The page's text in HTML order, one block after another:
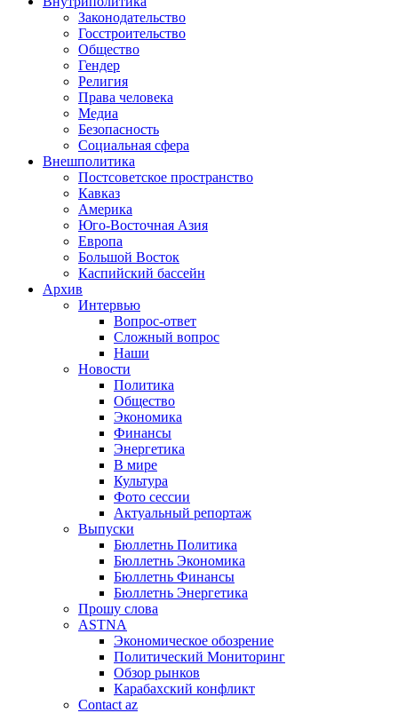
Законодательство
Госстроительство
Общество
Гендер
Религия
Права человека
Медиа
Безопасность
Социальная сфера
Внешполитика
Постсоветское пространство
Кавказ
Америка
Юго-Восточная Азия
Европа
Большой Восток
Каспийский бассейн
Архив
Интервью
Вопрос-ответ
Сложный вопрос
Наши
Новости
Политика
Общество
Экономика
Финансы
Энергетика
В мире
Культура
Фото сессии
Актуальный репортаж
Выпуски
Бюллетнь Политика
Бюллетнь Экономика
Бюллетнь Финансы
Бюллетнь Энергетика
Прошу слова
ASTNA
Экономическое обозрение
Политический Мониторинг
Обзор рынков
Карабахский конфликт
Contact az